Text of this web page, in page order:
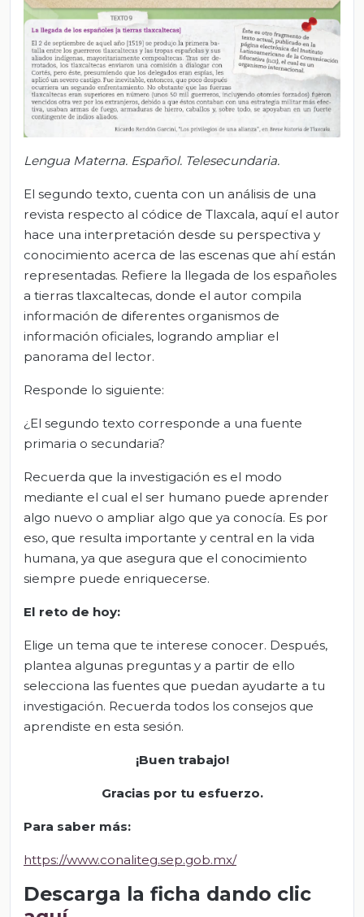
Lengua Materna. Español. Telesecundaria.
El segundo texto, cuenta con un análisis de una
revista respecto al códice de Tlaxcala, aquí el autor
hace una interpretación desde su perspectiva y
conocimiento acerca de las escenas que ahí están
representadas. Refiere la llegada de los españoles
a tierras tlaxcaltecas, donde el autor compila
información de diferentes organismos de
información oficiales, logrando ampliar el
panorama del lector.
Responde lo siguiente:
¿El segundo texto corresponde a una fuente
primaria o secundaria?
Recuerda que la investigación es el modo
mediante el cual el ser humano puede aprender
algo nuevo o ampliar algo que ya conocía. Es por
eso, que resulta importante y central en la vida
humana, ya que asegura que el conocimiento
siempre puede enriquecerse.
El reto de hoy:
Elige un tema que te interese conocer. Después,
plantea algunas preguntas y a partir de ello
selecciona las fuentes que puedan ayudarte a tu
investigación. Recuerda todos los consejos que
aprendiste en esta sesión.
¡Buen trabajo!
Gracias por tu esfuerzo.
Para saber más:
https://www.conaliteg.sep.gob.mx/
Descarga la ficha dando clic